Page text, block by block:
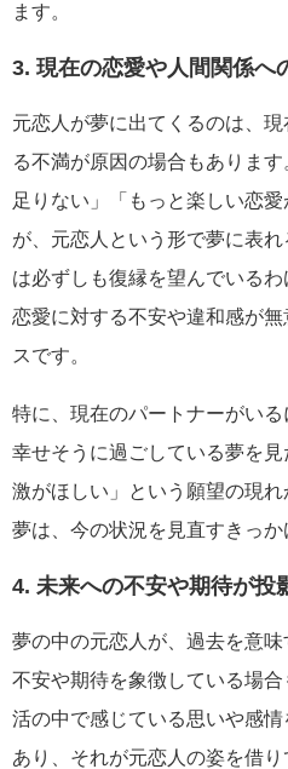
ます。
3. 現在の恋愛や人間関係へ
元恋人が夢に出てくるのは、
る不満が原因の場合もありま
足りない」「もっと楽しい恋
が、元恋人という形で夢に表
は必ずしも復縁を望んでいる
恋愛に対する不安や違和感が
スです。
特に、現在のパートナーがい
幸せそうに過ごしている夢を
激がほしい」という願望の現
夢は、今の状況を見直すきっか
4. 未来への不安や期待が投
夢の中の元恋人が、過去を意
不安や期待を象徴している場
活の中で感じている思いや感
あり、それが元恋人の姿を借